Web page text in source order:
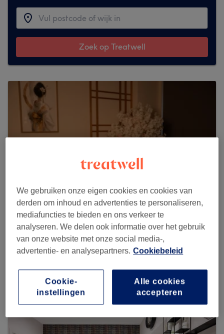
Zoek op Treatwell
Sakura Care Decorte
6 reviews
We gebruiken onze eigen cookies en cookies van
derden om inhoud en advertenties te personaliseren,
mediafuncties te bieden en ons verkeer te
analyseren. We delen ook informatie over het gebruik
van onze website met onze social media-,
advertentie- en analysepartners. Cookiebeleid
Alle cookies
accepteren
Cookie-
instellingen